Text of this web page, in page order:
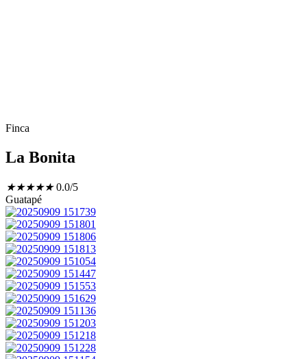
Finca
La Bonita
★★★★★ 0.0/5
Guatapé